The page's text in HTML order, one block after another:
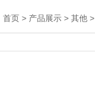
首页 > 产品展示 > 其他 >